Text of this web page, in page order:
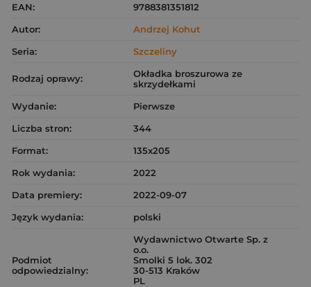
EAN:
9788381351812
Autor:
Andrzej Kohut
Seria:
Szczeliny
Rodzaj oprawy:
Okładka broszurowa ze
skrzydełkami
Wydanie:
Pierwsze
Liczba stron:
344
Format:
135x205
Rok wydania:
2022
Data premiery:
2022-09-07
Język wydania:
polski
Podmiot
odpowiedzialny:
Wydawnictwo Otwarte Sp. z
o.o.
Smolki 5 lok. 302
30-513 Kraków
PL